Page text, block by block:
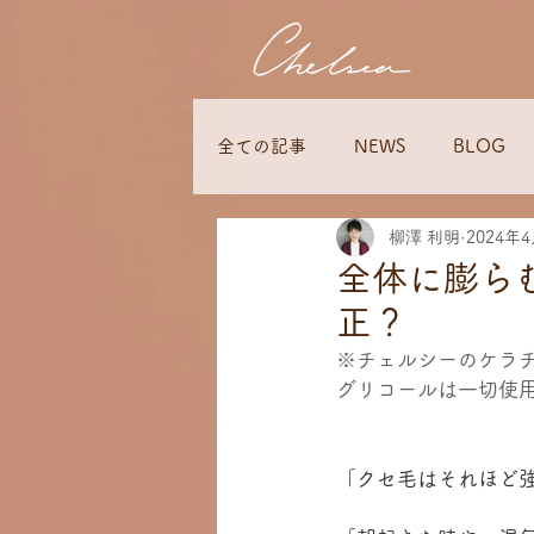
全ての記事 NEWS BLOG
全体に膨ら
正？
柳澤 利明 2024年
※チェルシーのケラ
グリコールは一切使
「クセ毛はそれほど